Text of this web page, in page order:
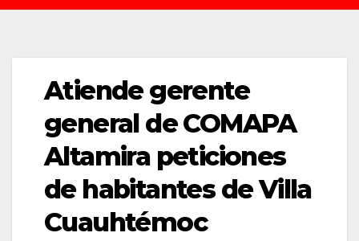
Atiende gerente
general de COMAPA
Altamira peticiones
de habitantes de Villa
Cuauhtémoc